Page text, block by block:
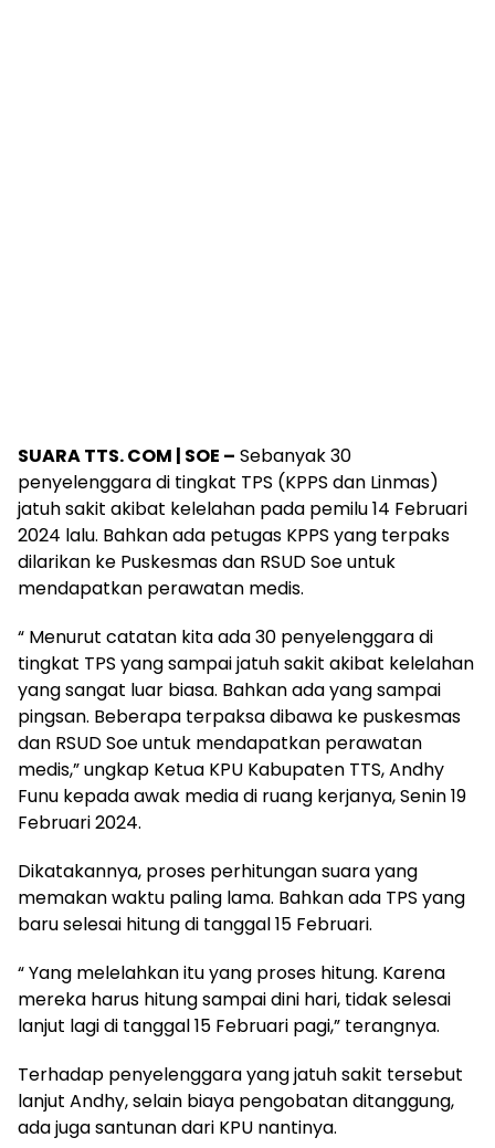
SUARA TTS. COM | SOE – Sebanyak 30
penyelenggara di tingkat TPS (KPPS dan Linmas)
jatuh sakit akibat kelelahan pada pemilu 14 Februari
2024 lalu. Bahkan ada petugas KPPS yang terpaks
dilarikan ke Puskesmas dan RSUD Soe untuk
mendapatkan perawatan medis.
“ Menurut catatan kita ada 30 penyelenggara di
tingkat TPS yang sampai jatuh sakit akibat kelelahan
yang sangat luar biasa. Bahkan ada yang sampai
pingsan. Beberapa terpaksa dibawa ke puskesmas
dan RSUD Soe untuk mendapatkan perawatan
medis,” ungkap Ketua KPU Kabupaten TTS, Andhy
Funu kepada awak media di ruang kerjanya, Senin 19
Februari 2024.
Dikatakannya, proses perhitungan suara yang
memakan waktu paling lama. Bahkan ada TPS yang
baru selesai hitung di tanggal 15 Februari.
“ Yang melelahkan itu yang proses hitung. Karena
mereka harus hitung sampai dini hari, tidak selesai
lanjut lagi di tanggal 15 Februari pagi,” terangnya.
Terhadap penyelenggara yang jatuh sakit tersebut
lanjut Andhy, selain biaya pengobatan ditanggung,
ada juga santunan dari KPU nantinya.